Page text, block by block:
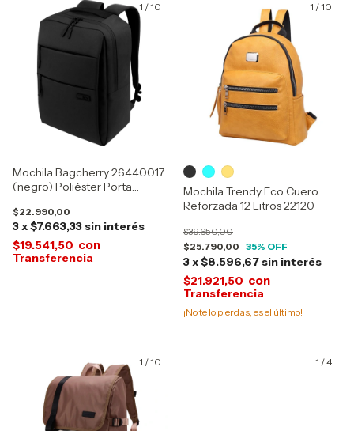
1 /10
Mochila Bagcherry 26440017
(negro) Poliéster Porta
$22.990,00
3x$7.663,33 sin interés
$19.541,50 con
1 /10
Mochila Trendy Eco Cuero
Reforzada 12 Litros 22120
$25.790,00
$39.650,00
35% OFF
3x$8.596,67 sin interés
$21.921,50 con
¡No te lo pierdas, es el último!
1 /10 1 /4